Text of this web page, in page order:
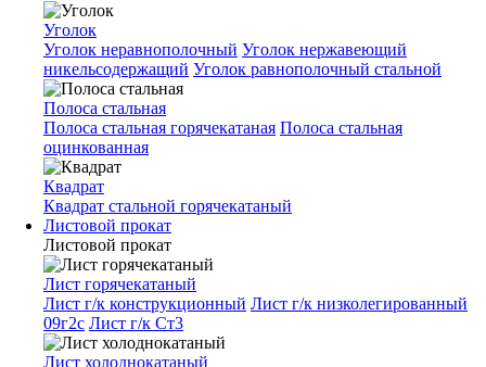
Уголок
Уголок неравнополочный Уголок нержавеющий
никельсодержащий Уголок равнополочный стальной
Полоса стальная
Полоса стальная горячекатаная Полоса стальная
оцинкованная
Квадрат
Квадрат стальной горячекатаный
Листовой прокат
Листовой прокат
Лист горячекатаный
Лист г/к конструкционный Лист г/к низколегированный
09г2с Лист г/к Ст3
Лист холоднокатаный